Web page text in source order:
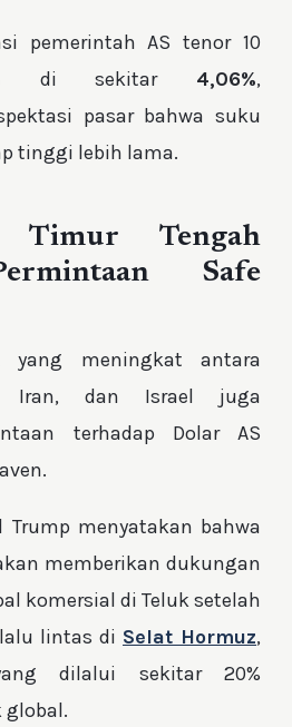
pemerintah AS tenor 10
di sekitar 4,06%,
pasar bahwa suku
tinggi lebih lama.
Timur Tengah
Safe
yang meningkat antara
Iran, dan Israel juga
terhadap Dolar AS
Trump menyatakan bahwa
memberikan dukungan
komersial di Teluk setelah
lintas di Selat Hormuz,
dilalui sekitar 20%
global.